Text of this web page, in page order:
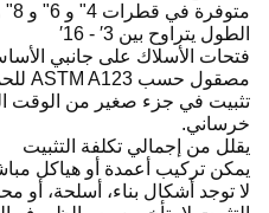
متوفرة في قطرات 4" و 6" و 8" و 10" و 12"
الطول يتراوح بين 3′ - 16′
فتحات الأسلاك على جانبي
مصقول حسب ASTM A123 للحماية من التآكل
تثبيت في جزء صغير من الوقت
خرساني.
يقلل من إجمالي تكلفة التثبيت
يمكن تركيب أعمدة أو هياكل
لا توجد أشكال بناء، أسلحة، أو